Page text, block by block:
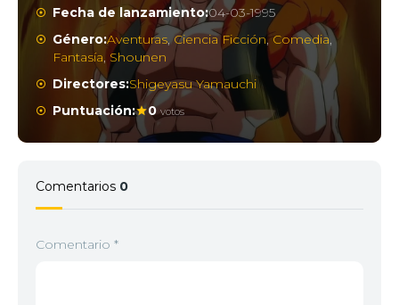
Fecha de lanzamiento:04-03-1995
Género:Aventuras,Ciencia Ficción,Comedia,
Fantasía, Shounen
Directores:Shigeyasu Yamauchi
Puntuación:
0 votos
Comentarios 0
Comentario *